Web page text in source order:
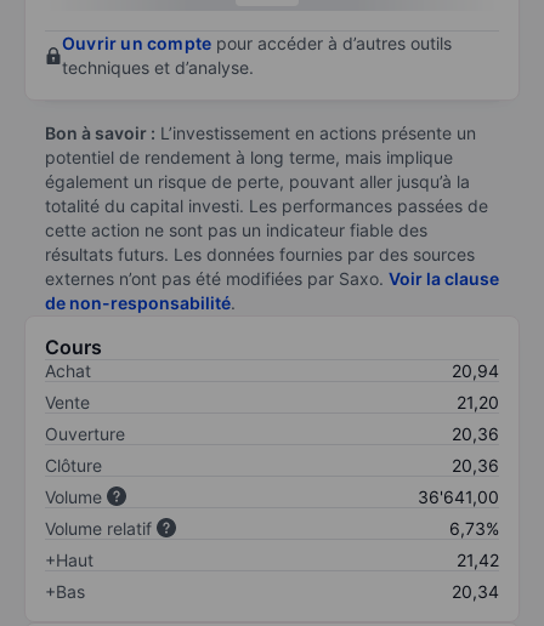
Ouvrir un compte pour accéder à d’autres outils
techniques et d’analyse.
Bon à savoir : L’investissement en actions présente un
potentiel de rendement à long terme, mais implique
également un risque de perte, pouvant aller jusqu’à la
totalité du capital investi. Les performances passées de
cette action ne sont pas un indicateur fiable des
résultats futurs. Les données fournies par des sources
externes n’ont pas été modifiées par Saxo. Voir la clause
de non-responsabilité.
Cours
Achat
20,94
Vente
21,20
Ouverture
20,36
Clôture
20,36
Volume
36'641,00
Volume relatif
6,73%
+Haut
21,42
+Bas
20,34